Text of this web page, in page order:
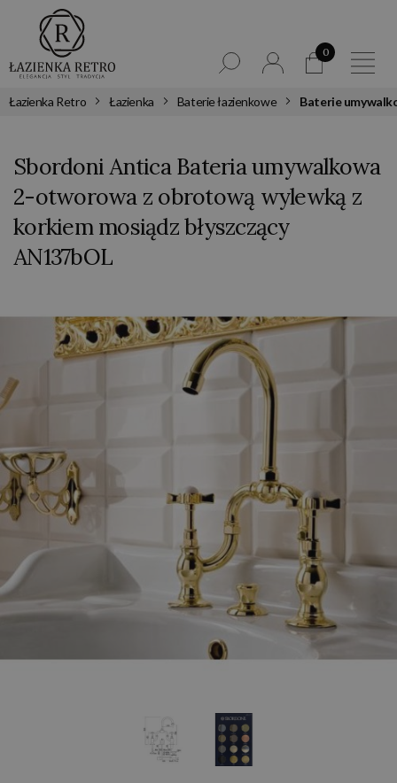
0
Łazienka Retro Łazienka Baterie łazienkowe Baterie
Sbordoni Antica Bateria umywalkowa
2-otworowa z obrotową wylewką z
korkiem mosiądz błyszczący
AN137bOL